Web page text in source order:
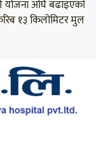
योजना अघि बढाइएको
१३ किलोमिटर मुल